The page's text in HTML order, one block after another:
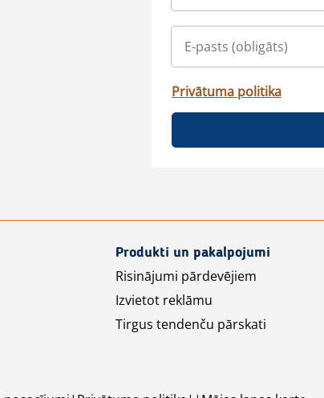
Privātuma politika
Produkti un pakalpojumi
Risinājumi pārdevējiem
Izvietot reklāmu
Tirgus tendenču pārskati